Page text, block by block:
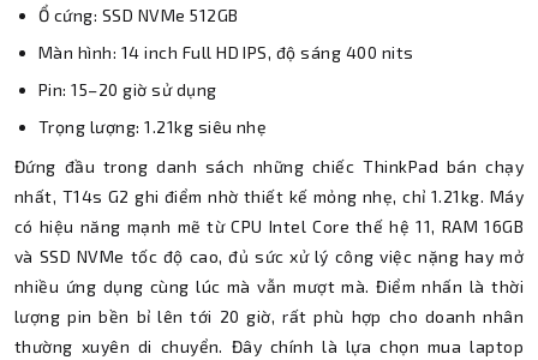
Ổ cứng: SSD NVMe 512GB
Màn hình: 14 inch Full HD IPS, độ sáng 400 nits
Pin: 15–20 giờ sử dụng
Trọng lượng: 1.21kg siêu nhẹ
Đứng đầu trong danh sách những chiếc ThinkPad bán chạy
nhất, T14s G2 ghi điểm nhờ thiết kế mỏng nhẹ, chỉ 1.21kg. Máy
có hiệu năng mạnh mẽ từ CPU Intel Core thế hệ 11, RAM 16GB
và SSD NVMe tốc độ cao, đủ sức xử lý công việc nặng hay mở
nhiều ứng dụng cùng lúc mà vẫn mượt mà. Điểm nhấn là thời
lượng pin bền bỉ lên tới 20 giờ, rất phù hợp cho doanh nhân
thường xuyên di chuyển. Đây chính là lựa chọn mua laptop